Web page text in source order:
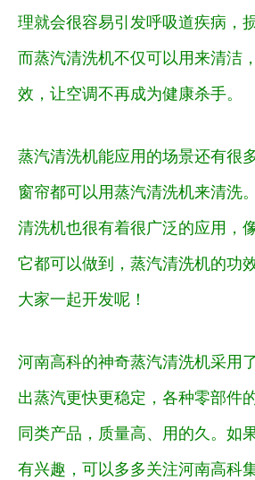
理就会很容易引发呼吸道疾病，
而蒸汽清洗机不仅可以用来清洁
效，让空调不再成为健康杀手。
蒸汽清洗机能应用的场景还有很
窗帘都可以用蒸汽清洗机来清洗
清洗机也很有着很广泛的应用，
它都可以做到，蒸汽清洗机的功
大家一起开发呢！
河南高科的神奇蒸汽清洗机采用
出蒸汽更快更稳定，各种零部件
同类产品，质量高、用的久。如
有兴趣，可以多多关注河南高科